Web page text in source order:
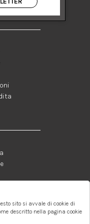
Contatti:
info@donna1981.it
sito si avvale di cookie di
descritto nella pagina cookie